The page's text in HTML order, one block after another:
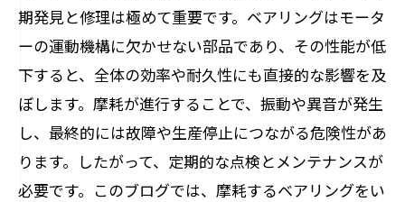
期発見と修理は極めて重要です。ベアリングはモータ
ーの運動機構に欠かせない部品であり、その性能が低
下すると、全体の効率や耐久性にも直接的な影響を及
ぼします。摩耗が進行することで、振動や異音が発生
し、最終的には故障や生産停止につながる危険性があ
ります。したがって、定期的な点検とメンテナンスが
必要です。このブログでは、摩耗するベアリングをい